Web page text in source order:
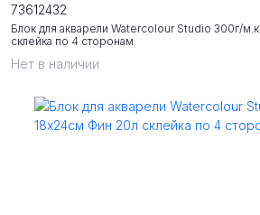
Нет в наличии
Блок для акварели Watercolour Studio 300г/
склейка по 4 сторонам
73612432